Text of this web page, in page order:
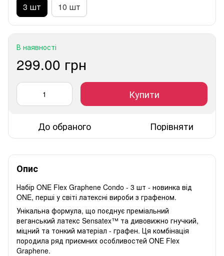
3 шт 10 шт
В наявності
299.00 грн
Купити
До обраного Порівняти
Опис
Набір ONE Flex Graphene Condo - 3 шт - новинка від
ONE, перші у світі латексні вироби з графеном.
Унікальна формула, що поєднує преміальний
веганський латекс Sensatex™ та дивовижно гнучкий,
міцний та тонкий матеріал - графен. Ця комбінація
породила ряд приємних особливостей ONE Flex
Graphene.